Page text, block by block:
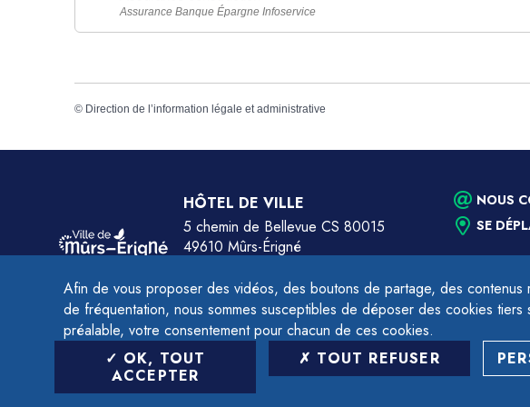
Afin de vous proposer des vidéos, des boutons de partage, des
de fréquentation, nous sommes susceptibles de déposer des cookies
préalable, votre consentement pour chacun de ces cookies.
OK, TOUT
ACCEPTER
TOUT REFUSER
Assurance Banque Épargne Infoservice
© Direction de l’information légale et administrative
HÔTEL DE VILLE
5 chemin de Bellevue CS 80015
49610 Mûrs-Érigné
Du lundi au jeudi de 9h à 12h et de 14h à 17h.
Le vendredi de 9h à 12h et de 14h à 16h.
NOUS
SE